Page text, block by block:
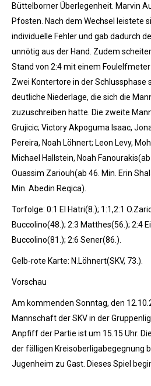
Büttelborner Überlegenheit. Marvin
Pfosten. Nach dem Wechsel leistete
individuelle Fehler und gab dadurch
unnötig aus der Hand. Zudem
Stand von 2:4 mit einem
Zwei Kontertore in der Schlussphase
deutliche Niederlage, die sich die
zuzuschreiben hatte. Die zweite
Grujicic; Victory Akpoguma Isaac,
Pereira, Noah Löhnert; Leon Levy,
Michael Hallstein, Noah
Ouassim Zariouh(ab 46. Min. Erin
Min. Abedin Reqica).
Torfolge: 0:1 El Hatri(8.); 1:1,2:1
Buccolino(48.); 2:3 Matthes(56.); 2:4
Buccolino(81.); 2:6 Sener(86.).
Gelb-rote Karte: N.Löhnert(SKV, 73.).
Vorschau
Am kommenden Sonntag, den
Mannschaft der SKV in der
Anpfiff der Partie ist um 15.15 Uhr.
der fälligen Kreisoberligabegegnung
Jugenheim zu Gast. Dieses Spiel